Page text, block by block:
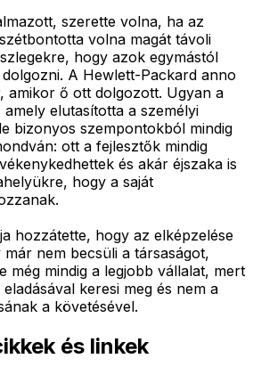
szerette volna, ha az
volna magát távoli
hogy azok egymástól
A Hewlett-Packard anno
amikor ő ott dolgozott. Ugyan a
elutasította a személyi
bizonyos szempontokból mindig
ott a fejlesztők mindig
és akár éjszaka is
hogy a saját
hozzátette, hogy az elképzelése
nem becsüli a társaságot,
még mindig a legjobb vállalat, mert
keresi meg és nem a
a követésével.
és linkek